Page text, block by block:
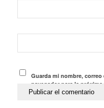
Guarda mi nombre,
navegador para la